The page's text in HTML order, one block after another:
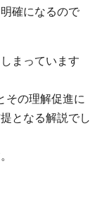
確になるので
まっています
その理解促進に
となる解説でし